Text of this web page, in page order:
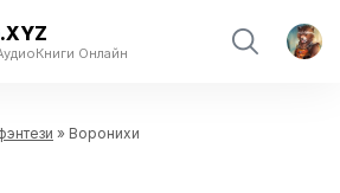
.XYZ
Онлайн
» Воронихи